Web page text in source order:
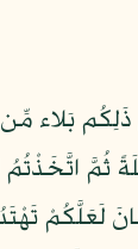
(50) وَإِذْ وَاعَدْنَا